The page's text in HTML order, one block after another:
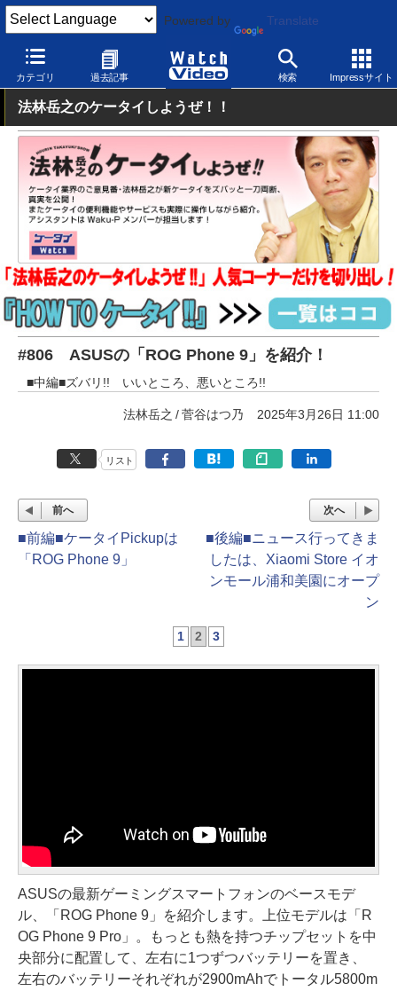
Powered by Translate
カテゴリ 過去記事 検索 Impressサイト
Watch Video モバイル スマートフォン Android
法林岳之のケータイしようぜ！！
#806 ASUSの「ROG Phone 9」を紹介！
■中編■ズバリ!! いいところ、悪いところ!!
法林岳之 菅谷はつ乃 2025年3月26日 11:00
リスト
前へ
■前編■ケータイPickupは
「ROG Phone 9」
次へ
■後編■ニュース行ってきま
したは、Xiaomi Store イオ
ンモール浦和美園にオープ
ン
1 2 3
ASUSの最新ゲーミングスマートフォンのベースモデ
ル、「ROG Phone 9」を紹介します。上位モデルは「R
OG Phone 9 Pro」。もっとも熱を持つチップセットを中
央部分に配置して、左右に1つずつバッテリーを置き、
左右のバッテリーそれぞれが2900mAhでトータル5800m